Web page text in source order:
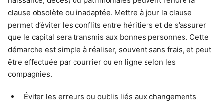
clause obsolète ou inadaptée. Mettre à jour la clause
permet d’éviter les conflits entre héritiers et de s’assurer
que le capital sera transmis aux bonnes personnes. Cette
démarche est simple à réaliser, souvent sans frais, et peut
être effectuée par courrier ou en ligne selon les
compagnies.
Éviter les erreurs ou oublis liés aux changements